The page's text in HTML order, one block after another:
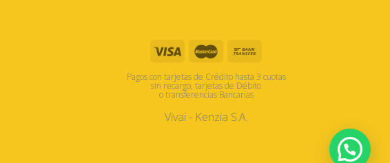
Pagos con tarjetas de Crédito hasta 3 cuotas
sin recargo, tarjetas de Débito
o transferencias Bancarias
Vivai - Kenzia S.A.